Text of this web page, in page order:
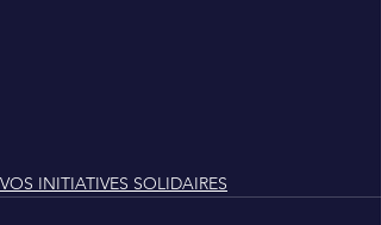
VOS INITIATIVES SOLIDAIRES